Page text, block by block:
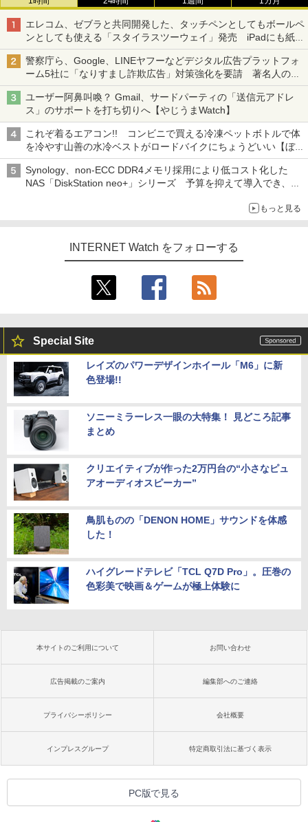
エレコム、ゼブラと共同開発した、タッチペンとしてもボールペ
ンとしても使える「スタイラスツーウェイ」発売 iPadにも紙に
も、持ち替えずに書き込める
警察庁ら、Google、LINEヤフーなどデジタル広告プラットフォ
ーム5社に「なりすまし詐欺広告」対策強化を要請 著名人の写
真や映像を使った投資詐欺などへの対策として
ユーザー阿鼻叫喚？ Gmail、サードパーティの「送信元アドレ
ス」のサポートを打ち切りへ【やじうまWatch】
これぞ着るエアコン!! コンビニで買える冷凍ペットボトルで体
を冷やす山善の水冷ベストがロードバイクにちょうどいい【ぼっ
ち・ざ・ろーど！その14】【空いた時間でなにしてる？】
Synology、non-ECC DDR4メモリ採用により低コスト化した
NAS「DiskStation neo+」シリーズ 予算を抑えて導入でき、
もっと見る
INTERNET Watch をフォローする
Special Site
レイズのパワーデザインホイール「M6」に新
色登場!!
ソニーミラーレス一眼の大特集！ 見どころ記事
まとめ
クリエイティブが作った2万円台の“小さなピュ
アオーディオスピーカー”
鳥肌ものの「DENON HOME」サウンドを体感
した！
ハイグレードテレビ「TCL Q7D Pro」。圧巻の
色彩美で映画＆ゲームが極上体験に
本サイトのご利用について お問い合わせ
広告掲載のご案内 編集部へのご連絡
プライバシーポリシー 会社概要
インプレスグループ 特定商取引法に基づく表示
PC版で見る